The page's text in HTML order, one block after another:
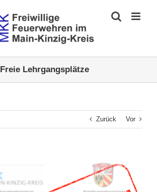
Freie Lehrgangsplätze
Zurück Vor